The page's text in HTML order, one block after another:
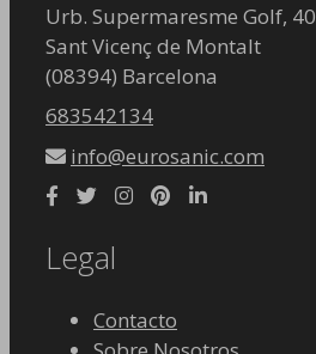
Urb. Supermaresme Golf, 40
Sant Vicenç de Montalt
(08394) Barcelona
683542134
info@eurosanic.com
Legal
Contacto